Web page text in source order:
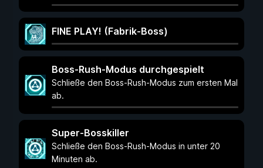
FINE PLAY! (Fabrik-Boss)
Boss-Rush-Modus durchgespielt
Schließe den Boss-Rush-Modus zum ersten Mal
ab.
Super-Bosskiller
Schließe den Boss-Rush-Modus in unter 20
Minuten ab.